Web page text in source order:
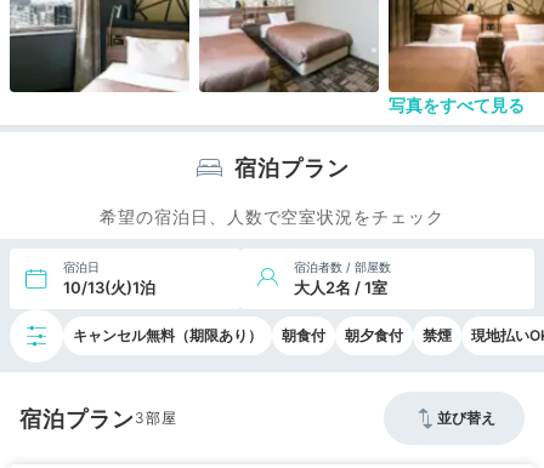
写真をすべて見る
宿泊プラン
希望の宿泊日、人数で空室状況をチェック
宿泊日
10/13(火)1泊
宿泊者数 / 部屋数
大人2名 / 1室
キャンセル無料（期限あり） 朝食付 朝夕食付 禁煙 現地払い
宿泊プラン3 並び替え